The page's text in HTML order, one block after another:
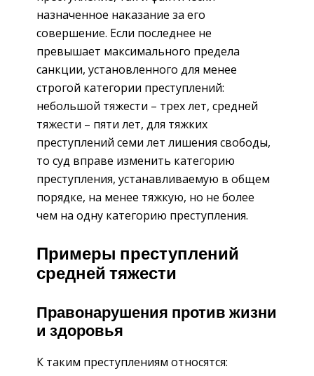
назначенное наказание за его
совершение. Если последнее не
превышает максимального предела
санкции, установленного для менее
строгой категории преступлений:
небольшой тяжести – трех лет, средней
тяжести – пяти лет, для тяжких
преступлений семи лет лишения свободы,
то суд вправе изменить категорию
преступления, устанавливаемую в общем
порядке, на менее тяжкую, но не более
чем на одну категорию преступления.
Примеры преступлений
средней тяжести
Правонарушения против жизни
и здоровья
К таким преступлениям относятся: